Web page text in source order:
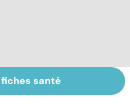
Automutilation :
des ados en
santé